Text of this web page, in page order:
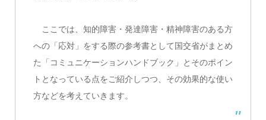
ここでは、知的障害・発達障害・精神障害のある方
への「応対」をする際の参考書として国交省がまとめ
た「コミュニケーションハンドブック」とそのポイン
トとなっている点をご紹介しつつ、その効果的な使い
方などを考えていきます。